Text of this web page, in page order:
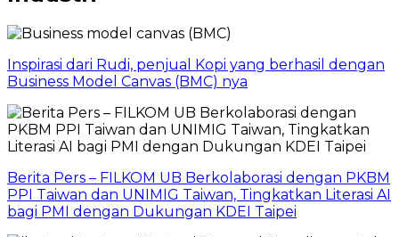
Inspirasi dari Rudi, penjual Kopi yang berhasil dengan
Business Model Canvas (BMC) nya
Berita Pers – FILKOM UB Berkolaborasi dengan PKBM
PPI Taiwan dan UNIMIG Taiwan, Tingkatkan Literasi AI
bagi PMI dengan Dukungan KDEI Taipei